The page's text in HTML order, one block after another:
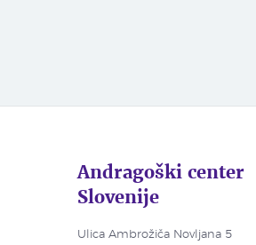
Andragoški center
Slovenije
Ulica Ambrožiča Novljana 5